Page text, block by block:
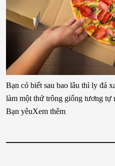
Bạn có biết sau bao lâu thì ly đá
làm một thứ trông giống tương tự
Bạn yêuXem thêm